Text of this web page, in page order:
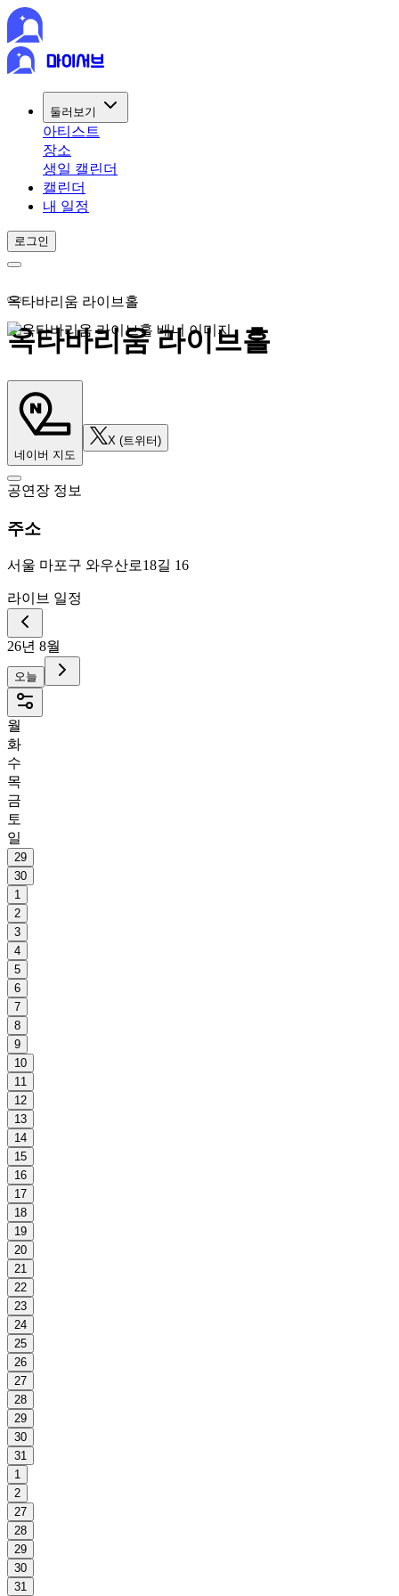
둘러보기
아티스트
장소
생일 캘린더
캘린더
내 일정
로그인
옥타바리움 라이브홀
옥타바리움 라이브홀
네이버 지도
X (트위터)
공연장 정보
주소
서울 마포구 와우산로18길 16
라이브 일정
26년 8월
오늘
월
화
수
목
금
토
일
29
30
1
2
3
4
5
6
7
8
9
10
11
12
13
14
15
16
17
18
19
20
21
22
23
24
25
26
27
28
29
30
31
1
2
27
28
29
30
31